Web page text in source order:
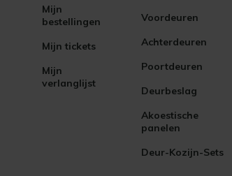
Mijn
bestellingen
Mijn tickets
Mijn
verlanglijst
Voordeuren
Achterdeuren
Poortdeuren
Deurbeslag
Akoestische
panelen
Deur-Kozijn-Sets